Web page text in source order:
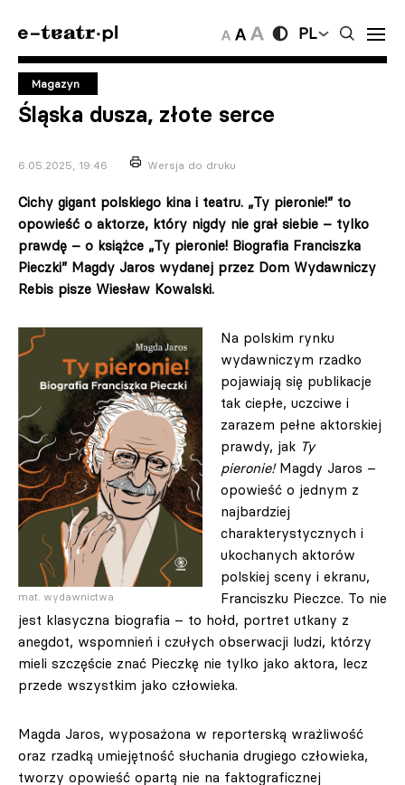
PL
Magazyn
Śląska dusza, złote serce
6.05.2025, 19:46 Wersja do druku
Cichy gigant polskiego kina i teatru. „Ty pieronie!” to
opowieść o aktorze, który nigdy nie grał siebie – tylko
prawdę – o książce „Ty pieronie! Biografia Franciszka
Pieczki” Magdy Jaros wydanej przez Dom Wydawniczy
Rebis pisze Wiesław Kowalski.
mat. wydawnictwa
Na polskim rynku
wydawniczym rzadko
pojawiają się publikacje
tak ciepłe, uczciwe i
zarazem pełne aktorskiej
prawdy, jak Ty
pieronie!Magdy Jaros –
opowieść o jednym z
najbardziej
charakterystycznych i
ukochanych aktorów
polskiej sceny i ekranu,
Franciszku Pieczce. To nie
jest klasyczna biografia – to hołd, portret utkany z
anegdot, wspomnień i czułych obserwacji ludzi, którzy
mieli szczęście znać Pieczkę nie tylko jako aktora, lecz
przede wszystkim jako człowieka.
Magda Jaros, wyposażona w reporterską wrażliwość
oraz rzadką umiejętność słuchania drugiego człowieka,
tworzy opowieść opartą nie na faktograficznej